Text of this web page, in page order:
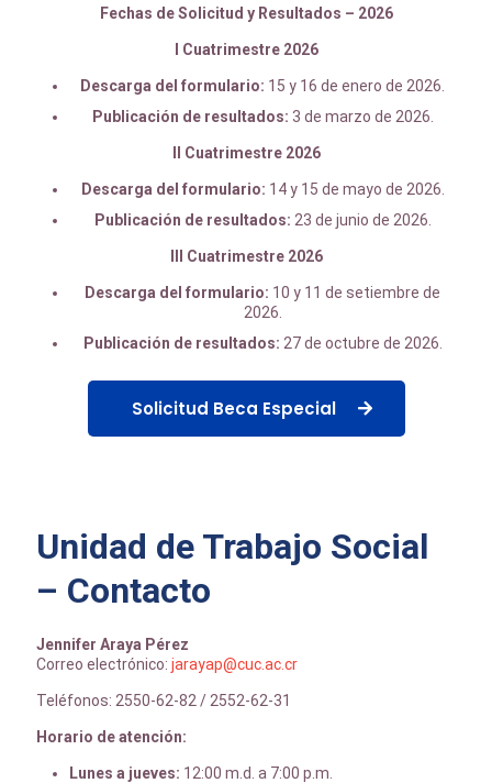
Fechas de Solicitud y Resultados – 2026
I Cuatrimestre 2026
Descarga del formulario: 15 y 16 de enero de 2026.
Publicación de resultados: 3 de marzo de 2026.
II Cuatrimestre 2026
Descarga del formulario: 14 y 15 de mayo de 2026.
Publicación de resultados: 23 de junio de 2026.
III Cuatrimestre 2026
Descarga del formulario: 10 y 11 de setiembre de
2026.
Publicación de resultados: 27 de octubre de 2026.
Solicitud Beca Especial
Unidad de Trabajo Social
– Contacto
Jennifer Araya Pérez
Correo electrónico: jarayap@cuc.ac.cr
Teléfonos: 2550-62-82 / 2552-62-31
Horario de atención:
Lunes a jueves: 12:00 m.d. a 7:00 p.m.